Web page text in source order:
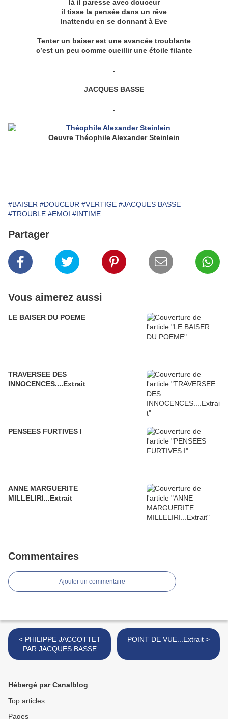
là il paresse avec douceur
il tisse la pensée dans un rêve
Inattendu en se donnant à Eve
Tenter un baiser est une avancée troublante
c’est un peu comme cueillir une étoile filante
.
JACQUES BASSE
.
Oeuvre Théophile Alexander Steinlein
#BAISER #DOUCEUR #VERTIGE #JACQUES BASSE
#TROUBLE #EMOI #INTIME
Partager
Vous aimerez aussi
LE BAISER DU POEME
TRAVERSEE DES
INNOCENCES....Extrait
PENSEES FURTIVES I
ANNE MARGUERITE
MILLELIRI...Extrait
Commentaires
Ajouter un commentaire
< PHILIPPE JACCOTTET
PAR JACQUES BASSE
POINT DE VUE...Extrait >
Hébergé par Canalblog
Top articles
Pages